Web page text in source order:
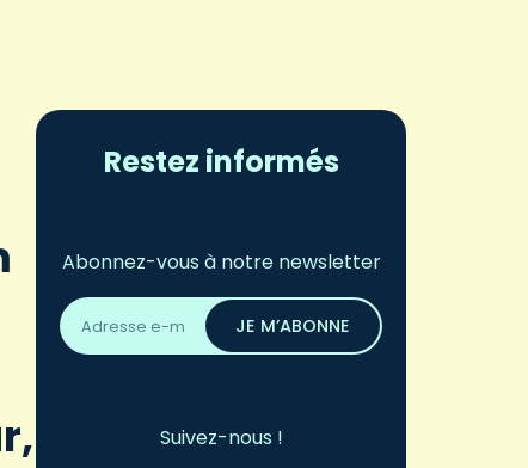
Restez informés
Abonnez-vous à notre newsletter
Adresse
email
*
JE M’ABONNE
Suivez-nous !